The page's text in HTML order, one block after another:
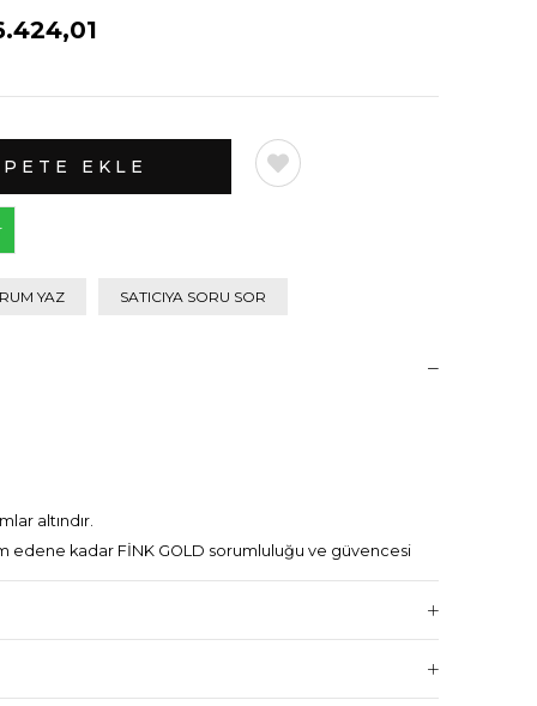
YAZ SATICIYA SORU SOR
altındır.
edene kadar FİNK GOLD sorumluluğu ve güvencesi